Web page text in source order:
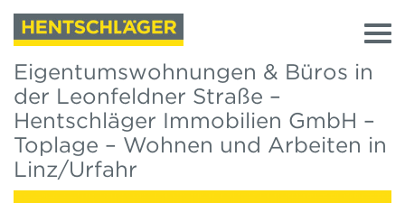
Eigentumswohnungen & Büros in
der Leonfeldner Straße –
Hentschläger Immobilien GmbH –
Toplage – Wohnen und Arbeiten in
Linz/Urfahr